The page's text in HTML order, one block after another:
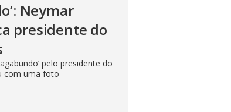
Neymar
presidente do
pelo presidente do
com uma foto